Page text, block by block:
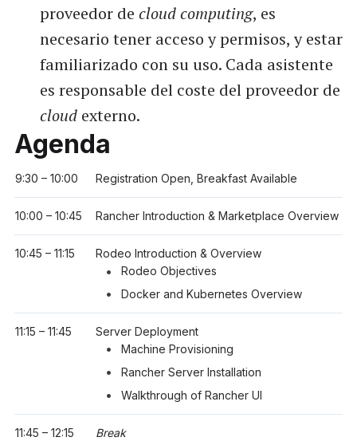
proveedor de cloud computing, es
necesario tener acceso y permisos, y estar
familiarizado con su uso. Cada asistente
es responsable del coste del proveedor de
cloudexterno.
Agenda
9:30 – 10:00 Registration Open, Breakfast Available
10:00 – 10:45 Rancher Introduction & Marketplace Overview
10:45 – 11:15
Rodeo Introduction & Overview
Rodeo Objectives
Docker and Kubernetes Overview
11:15 – 11:45
Server Deployment
Machine Provisioning
Rancher Server Installation
Walkthrough of Rancher UI
11:45 – 12:15 Break